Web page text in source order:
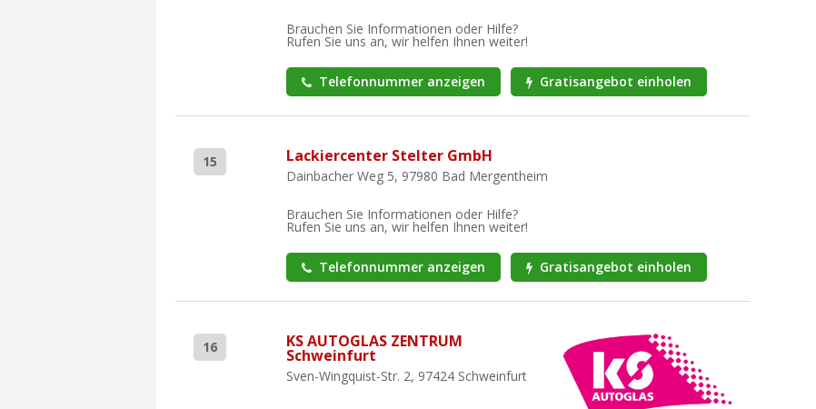
Brauchen Sie Informationen oder Hilfe?
Rufen Sie uns an, wir helfen Ihnen weiter!
Telefonnummer anzeigen Gratisangebot einholen
15 Lackiercenter Stelter GmbH
Dainbacher Weg 5, 97980 Bad Mergentheim
Brauchen Sie Informationen oder Hilfe?
Rufen Sie uns an, wir helfen Ihnen weiter!
Telefonnummer anzeigen Gratisangebot einholen
16 KS AUTOGLAS ZENTRUM
Schweinfurt
Sven-Wingquist-Str. 2, 97424 Schweinfurt